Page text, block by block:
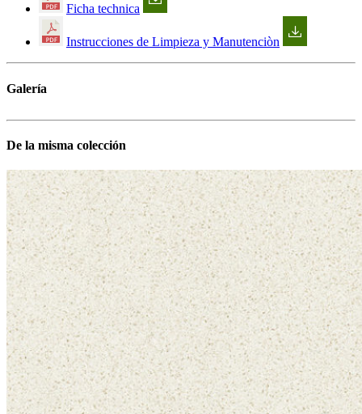
Ficha technica
Instrucciones de Limpieza y Manutenciòn
Galería
De la misma colección